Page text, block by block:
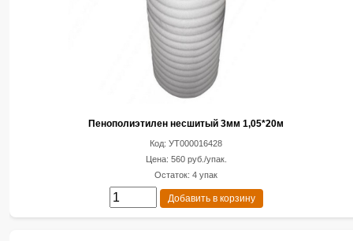
Пенополиэтилен несшитый 3мм 1,05*20м
Код: УТ000016428
Цена: 560 руб./упак.
Остаток: 4 упак
Добавить в корзину